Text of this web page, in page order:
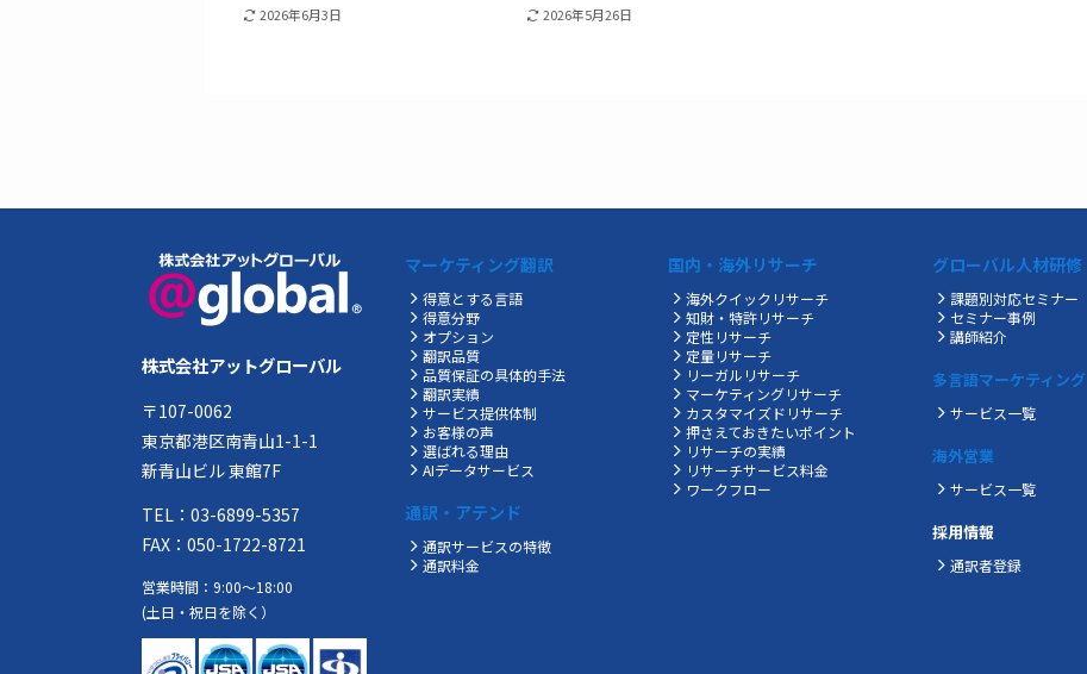
2026年6月3日 2026年5月26日
株式会社アットグローバル
〒107-0062
東京都港区南青山1-1-1
新青山ビル 東館7F
TEL：03-6899-5357
FAX：050-1722-8721
営業時間：9:00～18:00
(土日・祝日を除く）
マーケティング翻訳
得意とする言語
得意分野
オプション
翻訳品質
品質保証の具体的手法
翻訳実績
サービス提供体制
お客様の声
選ばれる理由
AIデータサービス
通訳・アテンド
通訳サービスの特徴
通訳料金
国内・海外リサーチ
海外クイックリサーチ
知財・特許リサーチ
定性リサーチ
定量リサーチ
リーガルリサーチ
マーケティングリサーチ
カスタマイズドリサーチ
押さえておきたいポイント
リサーチの実績
リサーチサービス料金
ワークフロー
グローバル人材研修
課題別対応セミナー
セミナー事例
講師紹介
多言語マーケティング
サービス一覧
海外営業
サービス一覧
採用情報
通訳者登録